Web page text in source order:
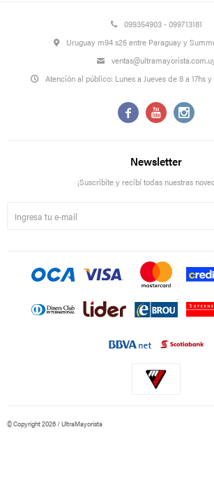
099354903 - 099713181
Uruguay m94 s26 entre Paraguay y
Atención al público: Lunes a Jueves de 8 a 17hs
  
Newsletter
¡Suscribite y recibí todas nuestras
© Copyright 2026 / UltraMayorista